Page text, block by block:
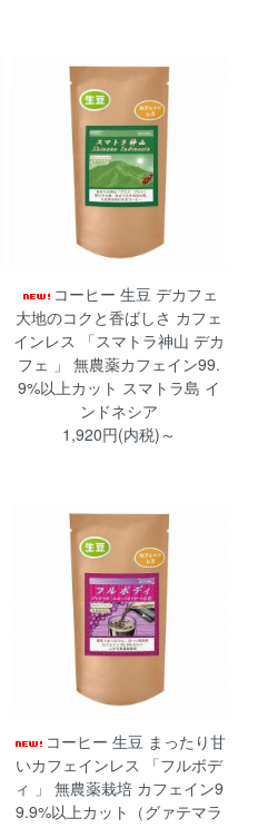
コーヒー 生豆 デカフェ
大地のコクと香ばしさ カフェ
インレス 「スマトラ神山 デカ
フェ 」 無農薬カフェイン99.
9%以上カット スマトラ島 イ
ンドネシア
1,920円(内税)～
コーヒー 生豆 まったり甘
いカフェインレス 「フルボデ
ィ 」 無農薬栽培 カフェイン9
9.9%以上カット（グァテマラ